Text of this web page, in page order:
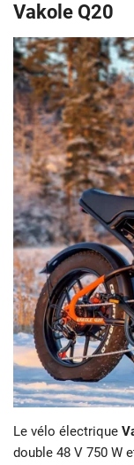
Vakole Q20
Le vélo électrique
double 48 V 750 W